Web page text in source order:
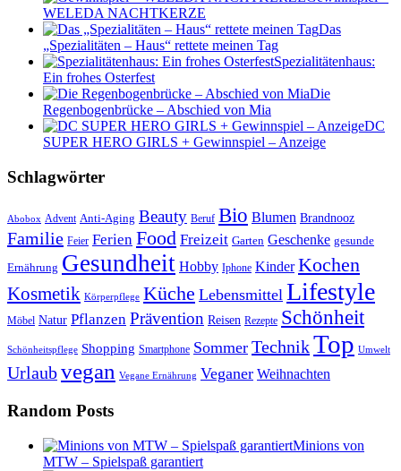
WELEDA NACHTKERZE
Das
„Spezialitäten – Haus“ rettete meinen Tag
Spezialitätenhaus:
Ein frohes Osterfest
Die
Regenbogenbrücke – Abschied von Mia
DC
SUPER HERO GIRLS + Gewinnspiel – Anzeige
Schlagwörter
Abobox Advent Anti-Aging Beauty Beruf Bio Blumen Brandnooz
Familie Feier Ferien Food Freizeit Garten Geschenke gesunde
Ernährung Gesundheit Hobby Iphone Kinder Kochen
Kosmetik Körperpflege Küche Lebensmittel Lifestyle
Möbel Natur Pflanzen Prävention Reisen Rezepte Schönheit
Schönheitspflege Shopping Smartphone Sommer TechnikTop Umwelt
Urlaubvegan Vegane Ernährung Veganer Weihnachten
Random Posts
Minions von
MTW – Spielspaß garantiert